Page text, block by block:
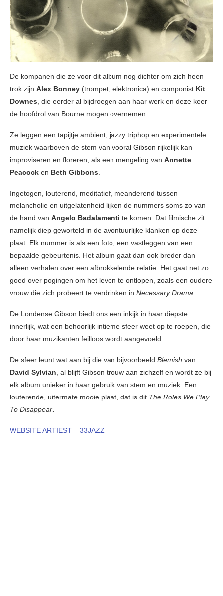
De kompanen die ze voor dit album nog dichter om zich heen
trok zijn Alex Bonney (trompet, elektronica) en componist Kit
Downes, die eerder al bijdroegen aan haar werk en deze keer
de hoofdrol van Bourne mogen overnemen.
Ze leggen een tapijtje ambient, jazzy triphop en experimentele
muziek waarboven de stem van vooral Gibson rijkelijk kan
improviseren en floreren, als een mengeling van Annette
Peacock en Beth Gibbons.
Ingetogen, louterend, meditatief, meanderend tussen
melancholie en uitgelatenheid lijken de nummers soms zo van
de hand van Angelo Badalamenti te komen. Dat filmische zit
namelijk diep geworteld in de avontuurlijke klanken op deze
plaat. Elk nummer is als een foto, een vastleggen van een
bepaalde gebeurtenis. Het album gaat dan ook breder dan
alleen verhalen over een afbrokkelende relatie. Het gaat net zo
goed over pogingen om het leven te ontlopen, zoals een oudere
vrouw die zich probeert te verdrinken in Necessary Drama.
De Londense Gibson biedt ons een inkijk in haar diepste
innerlijk, wat een behoorlijk intieme sfeer weet op te roepen, die
door haar muzikanten feilloos wordt aangevoeld.
De sfeer leunt wat aan bij die van bijvoorbeeld Blemish van
David Sylvian, al blijft Gibson trouw aan zichzelf en wordt ze bij
elk album unieker in haar gebruik van stem en muziek. Een
louterende, uitermate mooie plaat, dat is dit The Roles We Play
To Disappear.
WEBSITE ARTIEST – 33JAZZ